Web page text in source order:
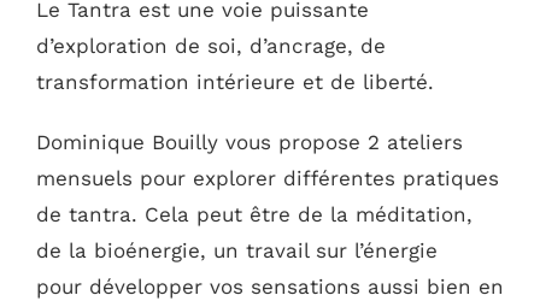
Le Tantra est une voie puissante
d’exploration de soi, d’ancrage, de
transformation intérieure et de liberté.
Dominique Bouilly vous propose 2 ateliers
mensuels pour explorer différentes pratiques
de tantra. Cela peut être de la méditation,
de la bioénergie, un travail sur l’énergie
pour développer vos sensations aussi bien en